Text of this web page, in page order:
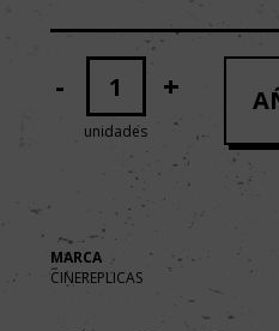
-
unidades
+
MARCA
CINEREPLICAS